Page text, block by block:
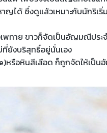
ญได้ ซึ่งดูแล้วเหมาะกับนักริเ
ทาย ขาวก็จัดเป็นอัญมณีประจ
ที่ยังบริสุทธิ์อยู่นั่นเอง
รือหินสีเลือด ก็ถูกจัดให้เป็น